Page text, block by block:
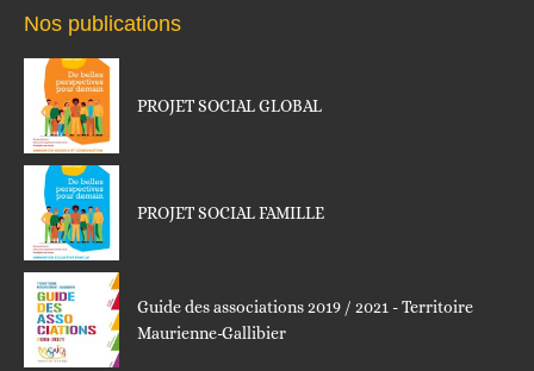
Nos publications
PROJET SOCIAL GLOBAL
PROJET SOCIAL FAMILLE
Guide des associations 2019 / 2021 - Territoire
Maurienne-Gallibier